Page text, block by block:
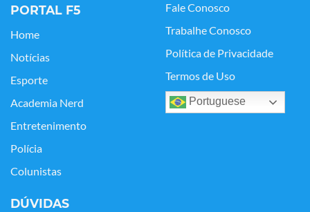
PORTAL F5
Home
Notícias
Esporte
Academia Nerd
Entretenimento
Polícia
Colunistas
Fale Conosco
Trabalhe Conosco
Política de Privacidade
Termos de Uso
Portuguese
DÚVIDAS